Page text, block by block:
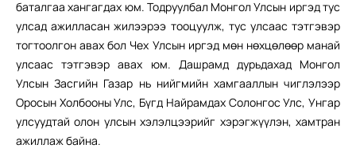
баталгаа хангагдах юм. Тодруулбал Монгол Улсын иргэд тус
улсад ажилласан жилээрээ тооцуулж, тус улсаас тэтгэвэр
тогтоолгон авах бол Чех Улсын иргэд мөн нөхцөлөөр манай
улсаас тэтгэвэр авах юм. Дашрамд дурьдахад Монгол
Улсын Засгийн Газар нь нийгмийн хамгааллын чиглэлээр
Оросын Холбооны Улс, Бүгд Найрамдах Солонгос Улс, Унгар
улсуудтай олон улсын хэлэлцээрийг хэрэгжүүлэн, хамтран
ажиллаж байна.